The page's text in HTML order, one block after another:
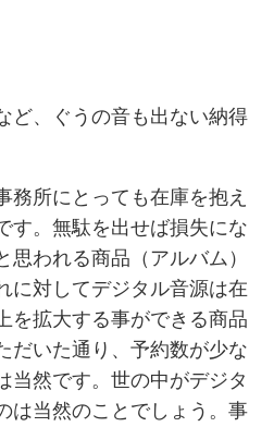
ど、ぐうの音も出ない納得
務所にとっても在庫を抱え
す。無駄を出せば損失にな
思われる商品（アルバム）
に対してデジタル音源は在
を拡大する事ができる商品
だいた通り、予約数が少な
当然です。世の中がデジタ
は当然のことでしょう。事